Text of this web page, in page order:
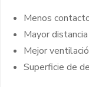
Menos
Mayor
Mejor
Superficie de